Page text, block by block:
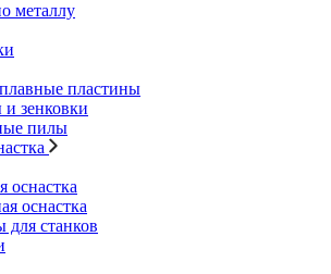
металлу
пластины
и зенковки
пилы
оснастка
оснастка
для станков